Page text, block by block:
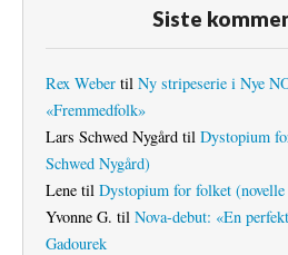
Siste
Rex Weber til Ny stripeserie i Nye
«Fremmedfolk»
Lars Schwed Nygård til Dystopium
Schwed Nygård)
Lene til Dystopium for folket
Yvonne G. til Nova-debut: «En
Gadourek